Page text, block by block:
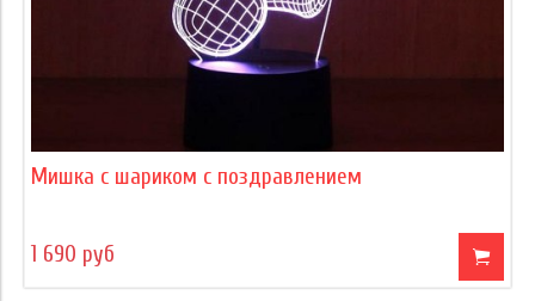
Мишка с шариком с поздравлением
1 690 руб